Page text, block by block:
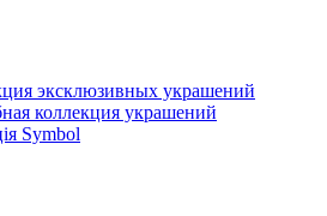
эксклюзивных украшений
коллекция украшений
Symbol